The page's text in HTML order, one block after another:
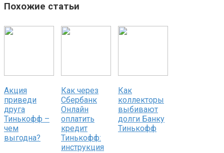
Похожие статьи
Акция
приведи
друга
Тинькофф –
чем
выгодна?
Как через
Сбербанк
Онлайн
оплатить
кредит
Тинькофф:
инструкция
Как
коллекторы
выбивают
долги Банку
Тинькофф